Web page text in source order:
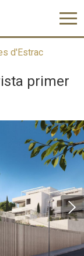
d'Estrac
primer